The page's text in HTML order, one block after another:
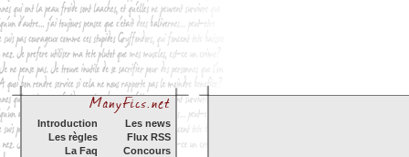
Introduction
Les news
Les règles
Flux RSS
La Faq
Concours